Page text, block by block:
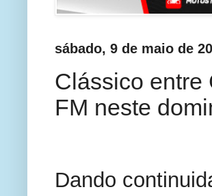
sábado, 9 de maio de
Clássico entre
FM neste
Dando